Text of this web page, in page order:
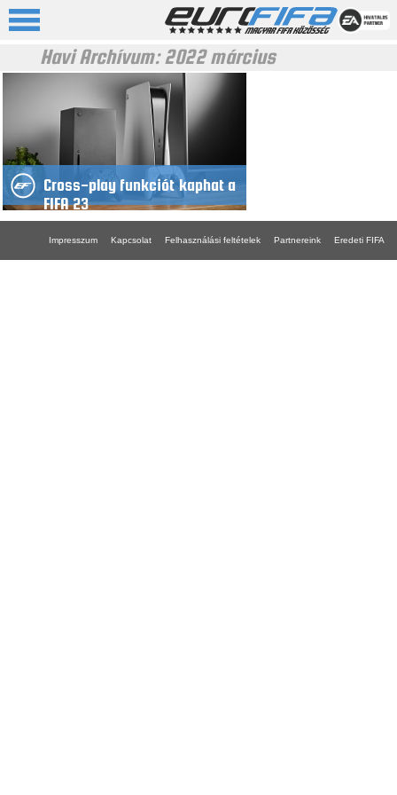
Havi Archívum:2022 március
Cross-play funkciót kaphat a
FIFA 23
Impresszum Kapcsolat Felhasználási feltételek Partnereink Eredeti FIFA